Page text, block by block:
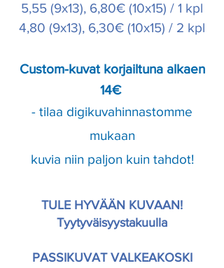
5,55 (9x13), 6,80€ (10x15) / 1 kpl
4,80 (9x13), 6,30€ (10x15) / 2 kpl
Custom-kuvat korjailtuna alkaen
14€
- tilaa digikuvahinnastomme
mukaan
kuvia niin paljon kuin tahdot!
TULE HYVÄÄN KUVAAN!
Tyytyväisyystakuulla
PASSIKUVAT VALKEAKOSKI